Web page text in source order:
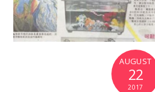
AUGUST
22
2017